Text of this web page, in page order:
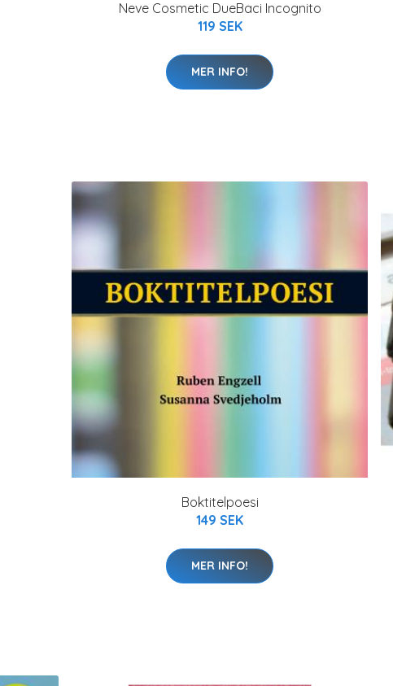
Neve Cosmetic DueBaci Incognito
119 SEK
MER INFO!
Boktitelpoesi
149 SEK
MER INFO!